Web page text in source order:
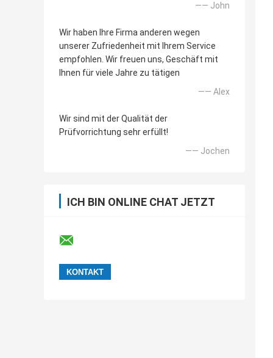
—— John
Wir haben Ihre Firma anderen wegen
unserer Zufriedenheit mit Ihrem Service
empfohlen. Wir freuen uns, Geschäft mit
Ihnen für viele Jahre zu tätigen
—— Alex
Wir sind mit der Qualität der
Prüfvorrichtung sehr erfüllt!
—— Jochen
ICH BIN ONLINE CHAT JETZT